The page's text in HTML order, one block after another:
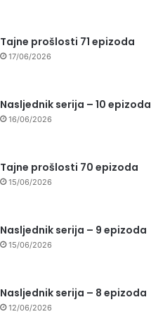
Tajne prošlosti 71 epizoda
17/06/2026
Nasljednik serija – 10 epizoda
16/06/2026
Tajne prošlosti 70 epizoda
15/06/2026
Nasljednik serija – 9 epizoda
15/06/2026
Nasljednik serija – 8 epizoda
12/06/2026